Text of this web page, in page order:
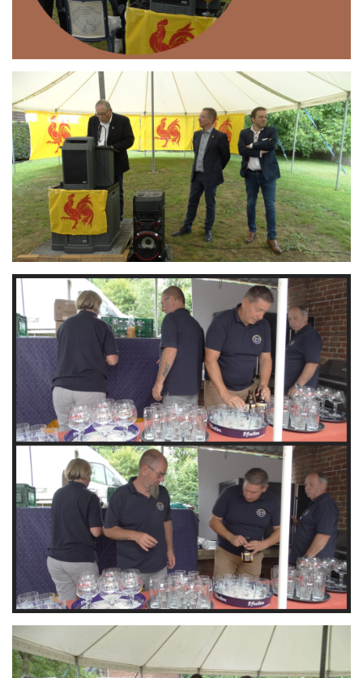
Branding
ARMCHAIR
Branding
ARMCHAIR
Branding
ARMCHAIR